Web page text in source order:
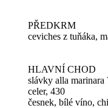
PŘEDKRM
ceviches z tuňáka,
HLAVNÍ CHOD
slávky alla marinara
celer, 430
česnek, bílé víno,